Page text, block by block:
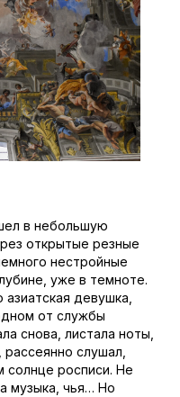
в небольшую
открытые резные
нестройные
уже в темноте.
девушка,
от службы
снова, листала ноты,
слушал,
солнце росписи. Не
музыка, чья… Но